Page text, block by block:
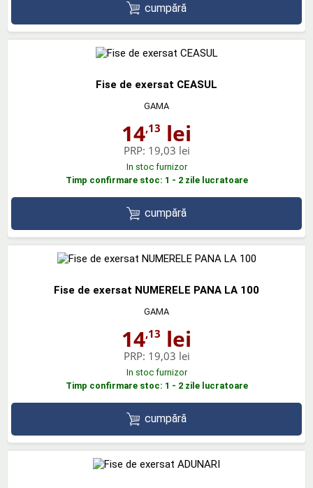
cumpără
Fise de exersat CEASUL
GAMA
14,13 lei
PRP: 19,03 lei
In stoc furnizor
Timp confirmare stoc: 1 - 2 zile lucratoare
cumpără
Fise de exersat NUMERELE PANA LA 100
GAMA
14,13 lei
PRP: 19,03 lei
In stoc furnizor
Timp confirmare stoc: 1 - 2 zile lucratoare
cumpără